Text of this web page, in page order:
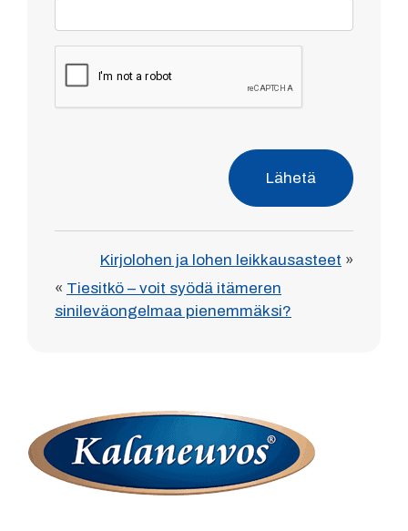
Lähetä
Kirjolohen ja lohen leikkausasteet »
« Tiesitkö – voit syödä itämeren
sinileväongelmaa pienemmäksi?